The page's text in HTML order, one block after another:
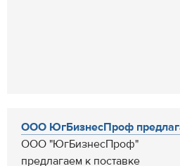
ООО ЮгБизнесПроф
ООО "ЮгБизнесПроф"
предлагаем к поставке